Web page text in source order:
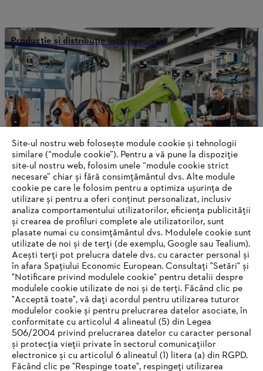
Producție și distribuție internațională
STIHL in Qingdao
Informații pentru furnizori
Produse
Contact
Carieră
Sistemul de denunțare a neregulilor
Site-ul nostru web folosește module cookie și tehnologii
similare (“module cookie”). Pentru a vă pune la dispoziție
site-ul nostru web, folosim unele “module cookie strict
necesare” chiar și fără consimțământul dvs. Alte module
cookie pe care le folosim pentru a optimiza ușurința de
utilizare și pentru a oferi conținut personalizat, inclusiv
analiza comportamentului utilizatorilor, eficiența publicității
și crearea de profiluri complete ale utilizatorilor, sunt
plasate numai cu consimțământul dvs. Modulele cookie sunt
utilizate de noi și de terți (de exemplu, Google sau Tealium).
Acești terți pot prelucra datele dvs. cu caracter personal și
în afara Spațiului Economic European. Consultați "Setări" și
"Notificare privind modulele cookie" pentru detalii despre
modulele cookie utilizate de noi și de terți. Făcând clic pe
"Acceptă toate", vă dați acordul pentru utilizarea tuturor
modulelor cookie și pentru prelucrarea datelor asociate, în
conformitate cu articolul 4 alineatul (5) din Legea
506/2004 privind prelucrarea datelor cu caracter personal
și protecția vieții private în sectorul comunicațiilor
electronice și cu articolul 6 alineatul (1) litera (a) din RGPD.
Făcând clic pe "Respinge toate", respingeți utilizarea